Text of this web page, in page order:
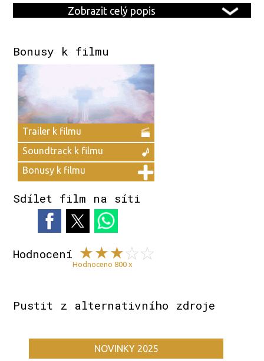
Zobrazit celý popis
Bonusy k filmu
Trailer k filmu
Soundtrack k filmu
Bonusy k filmu
Sdílet film na síti
Hodnocení
Hodnoceno 800 x
Pustit z alternativního zdroje
NOVINKY 2025